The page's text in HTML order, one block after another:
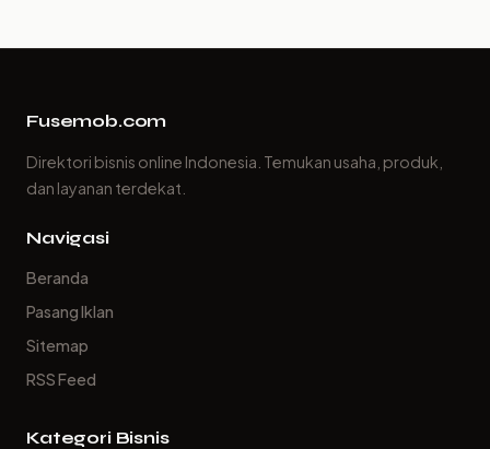
Fusemob.com
Direktori bisnis online Indonesia. Temukan usaha, produk,
dan layanan terdekat.
Navigasi
Beranda
Pasang Iklan
Sitemap
RSS Feed
Kategori Bisnis